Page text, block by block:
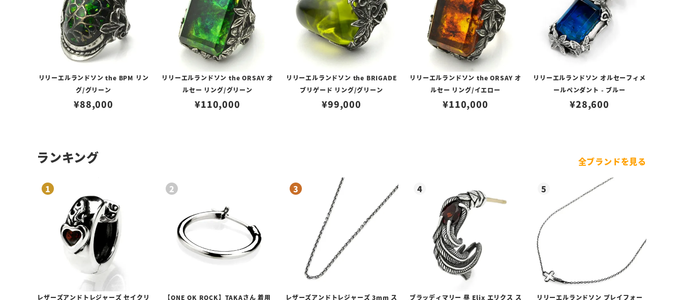
リリーエルランドソン the BPM リン
グ/グリーン
¥88,000
リリーエルランドソン the ORSAY オ
ルセー リング/グリーン
¥110,000
リリーエルランドソン the BRIGADE
ブリゲード リング/グリーン
¥99,000
リリーエルランドソン the ORSAY オ
ルセー リング/イエロー
¥110,000
リリーエルランドソン オルセーフィメ
ールペンダント - ブルー
¥28,600
ランキング 全ブランドを見る
レザーズアンドトレジャーズ セイクリ 【ONE OK ROCK】TAKAさん 着用 レザーズアンドトレジャーズ 3mm ス ブラッディマリー 昼 Elix エリクス ス リリーエルランドソン プレイフォー